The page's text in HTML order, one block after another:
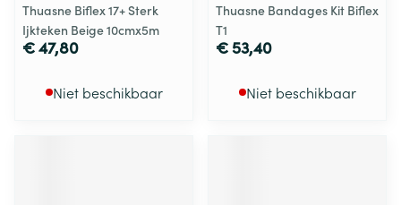
Thuasne Biflex 17+ Sterk
Ijkteken Beige 10cmx5m
€ 47,80
Niet beschikbaar
Thuasne Bandages Kit Biflex
T1
€ 53,40
Niet beschikbaar